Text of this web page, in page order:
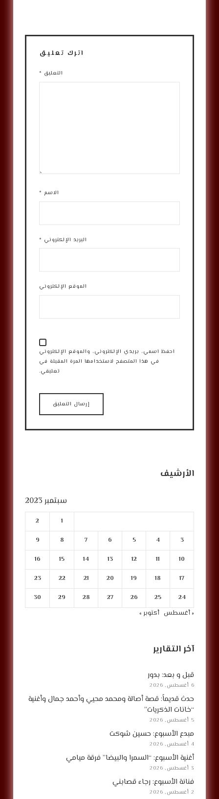
اترك تعليق
التعليق *
الاسم *
البريد الإلكتروني *
الموقع الإلكتروني
احفظ اسمي، بريدي الإلكتروني، والموقع الإلكتروني
في هذا المتصفح لاستخدامها المرة المقبلة في
تعليقي.
الأرشيف
سبتمبر 2023
1
2
3
4
5
6
7
8
9
10
11
12
13
14
15
16
17
18
19
20
21
22
23
24
25
26
27
28
29
30
« أغسطس أكتوبر »
آخر التقارير
قبل و بعد: بدور
6 أغسطس, 2026
حدث قديماً: قصة أصالة ومحمد محيي وأحمد جمال وأغنية
“خانات الذكريات”
5 أغسطس, 2026
مبدع الأسبوع: حسين شوكت
4 أغسطس, 2026
أغنية الأسبوع: “السمرا والبيضا” فرقة ميامي
3 أغسطس, 2026
فنانة الأسبوع: رجاء قصابني
2 أغسطس, 2026